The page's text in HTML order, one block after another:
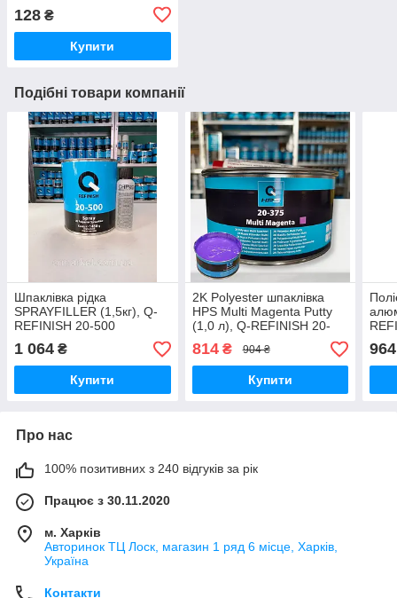
128 ₴
Купити
Подібні товари компанії
Шпаклівка рідка
SPRAYFILLER (1,5кг), Q-
REFINISH 20-500
1 064 ₴
Купити
2K Polyester шпаклівка
HPS Multi Magenta Putty
(1,0 л), Q-REFINISH 20-
375
814₴ 904 ₴
Купити
964
Про нас
100% позитивних з 240 відгуків за рік
Працює з 30.11.2020
м. Харків
Авторинок ТЦ Лоск, магазин 1 ряд 6 місце, Харків,
Україна
Контакти